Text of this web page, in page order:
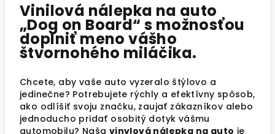
Vinilová nálepka na auto
„Dog on Board“ s možnosťou
doplniť meno vášho
štvornohého miláčika.
Chcete, aby vaše auto vyzeralo štýlovo a
jedinečne? Potrebujete rýchly a efektívny spôsob,
ako odlíšiť svoju značku, zaujať zákazníkov alebo
jednoducho pridať osobitý dotyk vášmu
automobilu? Naša vinylová nálepka na auto je